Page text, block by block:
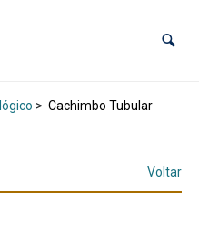
> Cachimbo Tubular
Voltar